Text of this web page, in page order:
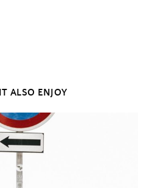
ALSO ENJOY